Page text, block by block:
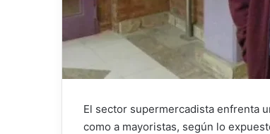
El sector supermercadista enfrenta
como a mayoristas, según lo